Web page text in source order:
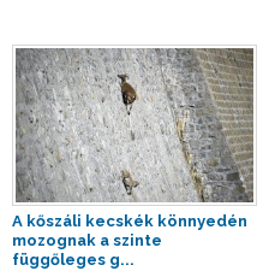
A kőszáli kecskék könnyedén
mozognak a szinte
függőleges g...